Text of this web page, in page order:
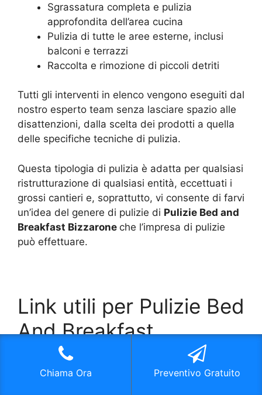
Sgrassatura completa e pulizia
approfondita dell’area cucina
Pulizia di tutte le aree esterne, inclusi
balconi e terrazzi
Raccolta e rimozione di piccoli detriti
Tutti gli interventi in elenco vengono eseguiti dal
nostro esperto team senza lasciare spazio alle
disattenzioni, dalla scelta dei prodotti a quella
delle specifiche tecniche di pulizia.
Questa tipologia di pulizia è adatta per qualsiasi
ristrutturazione di qualsiasi entità, eccettuati i
grossi cantieri e, soprattutto, vi consente di farvi
un’idea del genere di pulizie di Pulizie Bed and
Breakfast Bizzarone che l’impresa di pulizie
può effettuare.
Link utili per Pulizie Bed
And Breakfast
Bizzarone
Chiama Ora Preventivo Gratuito